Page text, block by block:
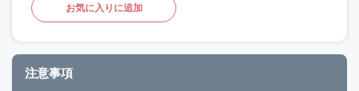
お気に入りに追加
注意事項